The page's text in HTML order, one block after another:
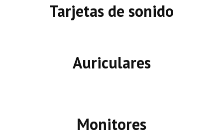
Tarjetas de sonido
Auriculares
Monitores